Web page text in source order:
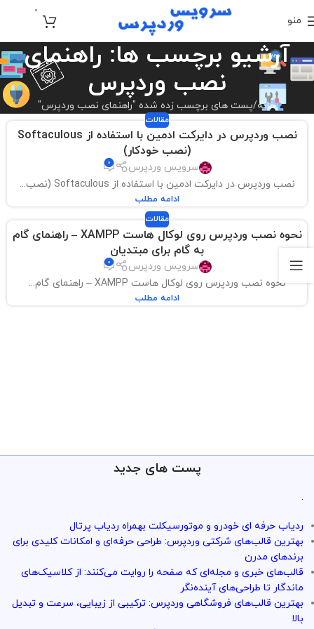
منو
0
آرشیو برچسب ها: راهنمای
نصب وردپرس
خانه پست های برچسب زده شده "راهنمای نصب وردپرس"
مقالات
نصب وردپرس در دایرکت ادمین با استفاده از Softaculous
(نصب خودکار)
سرویس وردپرس 0
نصب وردپرس در دایرکت ادمین با استفاده از Softaculous (نصب...
ادامه مطلب
مقالات
نحوه نصب وردپرس روی لوکال هاست XAMPP – راهنمای گام
به گام برای مبتدیان
سرویس وردپرس 0
نحوه نصب وردپرس روی لوکال هاست XAMPP – راهنمای گام...
ادامه مطلب
پست های جدید
.
ردیاب حرفه ای خودرو و موتورسیکلت بهمراه ردیاب پرتال
بهترین قالب‌های شرکتی وردپرس: طراحی حرفه‌ای و امکانات کلیدی برای
برندهای مدرن
قالب‌های خبری و مجله‌ای که صفحه را روایت می‌کنند: از کلاسیک‌های
ماندگار تا طراحی‌های آینده‌نگر
بهترین قالب‌های فروشگاهی وردپرس: ترکیبی از زیبایی، سرعت و تبدیل
بالا